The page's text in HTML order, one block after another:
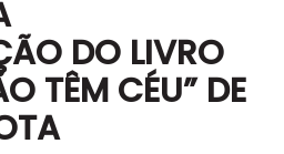
DO LIVRO
TÊM CÉU” DE